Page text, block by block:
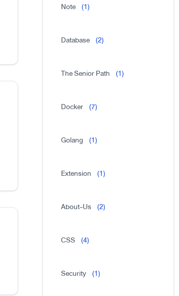
Note (1)
Database (2)
The Senior Path (1)
Docker (7)
Golang (1)
Extension (1)
About-Us (2)
CSS (4)
Security (1)